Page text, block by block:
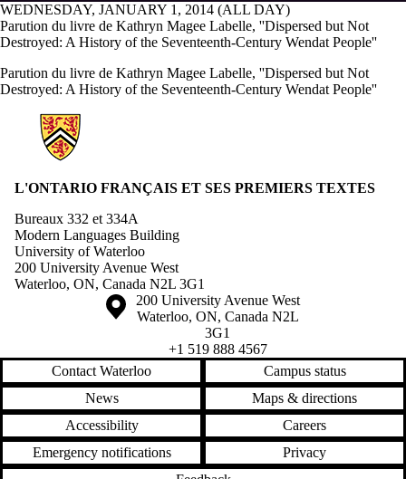
WEDNESDAY, JANUARY 1, 2014 (ALL DAY)
Parution du livre de Kathryn Magee Labelle, ''Dispersed but Not
Destroyed: A History of the Seventeenth-Century Wendat People''
Parution du livre de Kathryn Magee Labelle, ''Dispersed but Not
Destroyed: A History of the Seventeenth-Century Wendat People''
Information about L'Ontario Françaises et ses Premiers Textes
L'ONTARIO FRANÇAIS ET SES PREMIERS TEXTES
Bureaux 332 et 334A
Modern Languages Building
University of Waterloo
200 University Avenue West
Waterloo, ON, Canada N2L 3G1
Information about the University of Waterloo
Campus map
200 University Avenue West
Waterloo, ON, Canada N2L
3G1
+1 519 888 4567
Contact Waterloo
Campus status
News
Maps & directions
Accessibility
Careers
Emergency notifications
Privacy